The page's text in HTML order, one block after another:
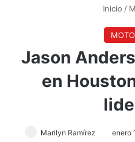
Inicio /
Jason
en
Marilyn Ramírez enero